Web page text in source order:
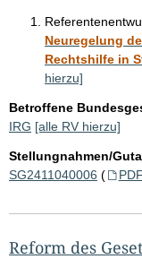
Neuregelung
Rechtshilfe in
hierzu]
Betroffene
IRG [alle RV hierzu]
Stellungnahmen/
SG2411040006 (
Reform des